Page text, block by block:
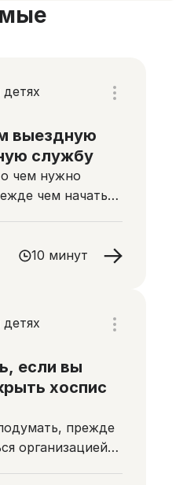
выездную
службу
чем нужно
чем начать
10 минут
если вы
хоспис
прежде
организацией